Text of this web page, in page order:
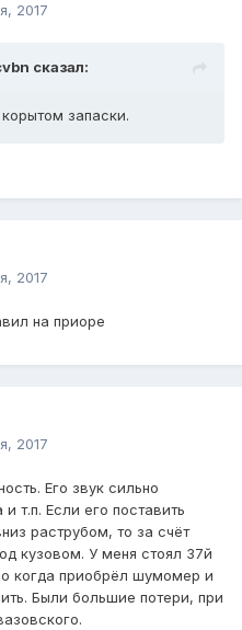
2017
сказал:
запаски.
2017
на приоре
2017
Его звук сильно
т.п. Если его поставить
раструбом, то за счёт
кузовом. У меня стоял 37й
когда приобрёл шумомер и
Были большие потери, при